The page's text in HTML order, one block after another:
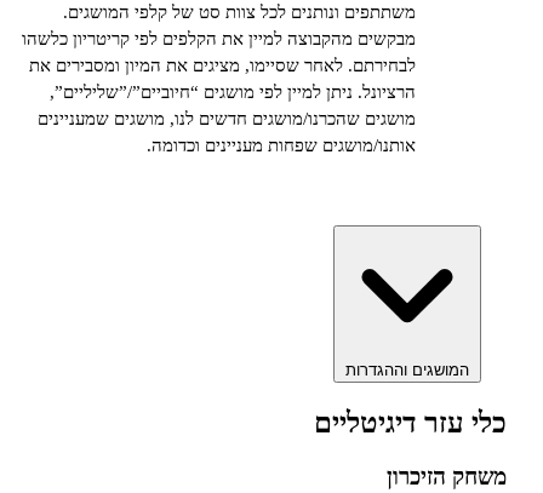
משתתפים ונותנים לכל צוות סט של קלפי המושגים.
מבקשים מהקבוצה למיין את הקלפים לפי קריטריון כלשהו
לבחירתם. לאחר שסיימו, מציגים את המיון ומסבירים את
הרציונל. ניתן למיין לפי מושגים “חיוביים”/”שליליים”,
מושגים שהכרנו/מושגים חדשים לנו, מושגים שמעניינים
אותנו/מושגים שפחות מעניינים וכדומה.
וההגדרות
דיגיטליים